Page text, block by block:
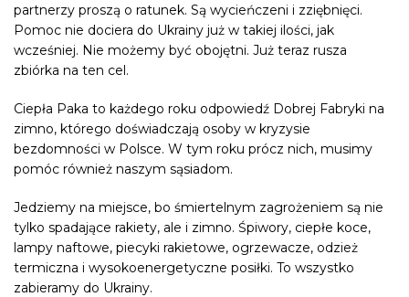
partnerzy proszą o ratunek. Są wycieńczeni i zziębnięci.
Pomoc nie dociera do Ukrainy już w takiej ilości, jak
wcześniej. Nie możemy być obojętni. Już teraz rusza
zbiórka na ten cel.
Ciepła Paka to każdego roku odpowiedź Dobrej Fabryki na
zimno, którego doświadczają osoby w kryzysie
bezdomności w Polsce. W tym roku prócz nich, musimy
pomóc również naszym sąsiadom.
Jedziemy na miejsce, bo śmiertelnym zagrożeniem są nie
tylko spadające rakiety, ale i zimno. Śpiwory, ciepłe koce,
lampy naftowe, piecyki rakietowe, ogrzewacze, odzież
termiczna i wysokoenergetyczne posiłki. To wszystko
zabieramy do Ukrainy.